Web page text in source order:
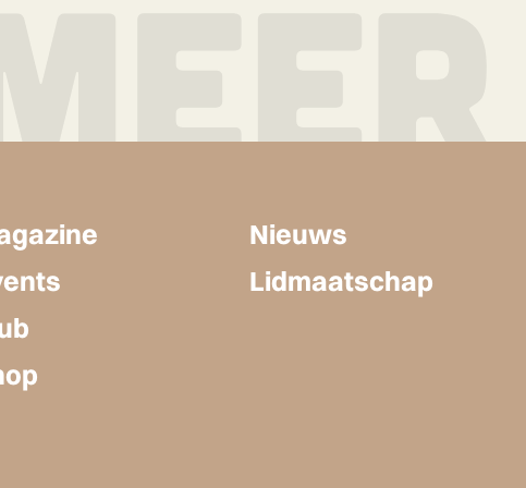
Nieuws
Lidmaatschap